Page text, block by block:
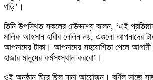
গড়ি’।
তিনি উপস্থিত সকলের উেেদ্দশ্যে বলেন, ‘এই
মালিক আহসান হাবীব লেলিন নয়, এগুলো আপনাদের
আপনাদের টাকা। আপনাদের সহযোগিতা পেলে
হাজার মানুষের কর্মসংস্থান করবো’।
ওই অনুষ্ঠান ঘিরে ছিল নানা আয়োজন। বর্ণিল সাজে